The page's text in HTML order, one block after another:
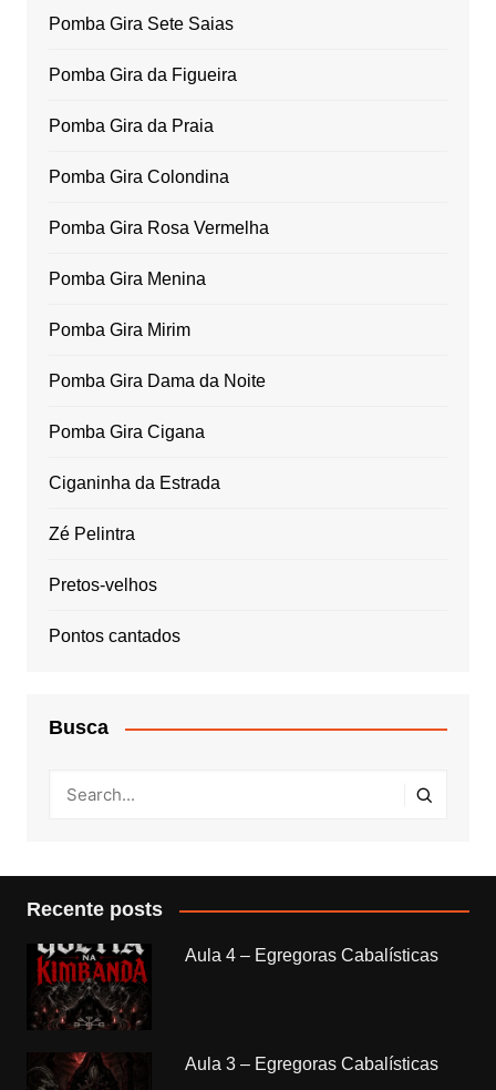
Pomba Gira Sete Saias
Pomba Gira da Figueira
Pomba Gira da Praia
Pomba Gira Colondina
Pomba Gira Rosa Vermelha
Pomba Gira Menina
Pomba Gira Mirim
Pomba Gira Dama da Noite
Pomba Gira Cigana
Ciganinha da Estrada
Zé Pelintra
Pretos-velhos
Pontos cantados
Busca
Recente posts
Aula 4 – Egregoras Cabalísticas
Aula 3 – Egregoras Cabalísticas